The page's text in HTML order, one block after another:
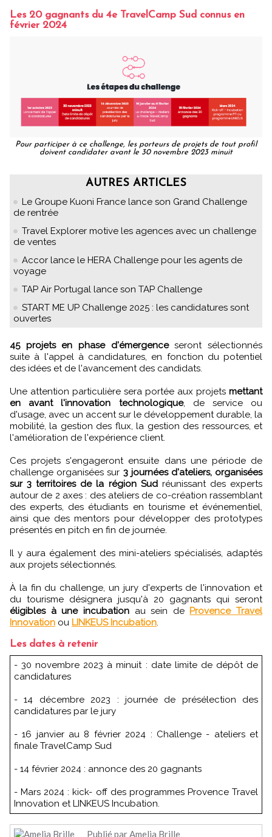
Les 20 gagnants du 4e TravelCamp Sud connus en
février 2024
Pour participer à ce challenge, les porteurs de projets de tout profil
doivent candidater avant le 30 novembre 2023 minuit
AUTRES ARTICLES
Le Groupe Kuoni France lance son Grand Challenge
de rentrée
Travel Explorer motive les agences avec un challenge
de ventes
Accor lance le HERA Challenge pour les agents de
voyage
TAP Air Portugal lance son TAP Challenge
START ME UP Challenge 2025 : les candidatures sont
ouvertes
45 projets en phase d'émergenceseront sélectionnés
suite à l'appel à candidatures, en fonction du potentiel
des idées et de l'avancement des candidats.
Une attention particulière sera portée aux projets mettant
en avant l'innovation technologique, de service ou
d'usage, avec un accent sur le développement durable, la
mobilité, la gestion des flux, la gestion des ressources, et
l'amélioration de l'expérience client.
Ces projets s'engageront ensuite dans une période de
challenge organisées sur 3 journées d'ateliers, organisées
sur 3 territoires de la région Sudréunissant des experts
autour de 2 axes : des ateliers de co-création rassemblant
des experts, des étudiants en tourisme et événementiel,
ainsi que des mentors pour développer des prototypes
présentés en pitch en fin de journée.
Il y aura également des mini-ateliers spécialisés, adaptés
aux projets sélectionnés.
À la fin du challenge, un jury d'experts de l'innovation et
du tourisme désignera jusqu'à 20 gagnants qui seront
éligibles à une incubationau sein de Provence Travel
Innovation ou LINKEUS Incubation.
Les dates à retenir
- 30 novembre 2023 à minuit : date limite de dépôt de
candidatures
- 14 décembre 2023 : journée de présélection des
candidatures par le jury
- 16 janvier au 8 février 2024 : Challenge - ateliers et
finale TravelCamp Sud
- 14 février 2024 : annonce des 20 gagnants
- Mars 2024 : kick- off des programmes Provence Travel
Innovation et LINKEUS Incubation.
Publié par Amelia Brille